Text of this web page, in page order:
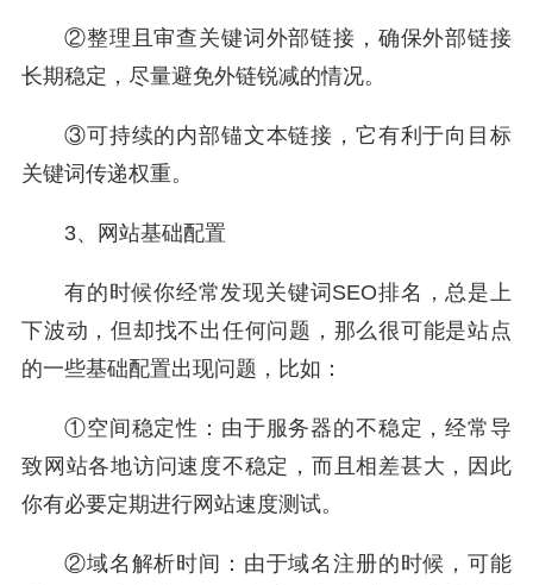
②整理且审查关键词外部链接，确保外部链接
长期稳定，尽量避免外链锐减的情况。
③可持续的内部锚文本链接，它有利于向目标
关键词传递权重。
3、网站基础配置
有的时候你经常发现关键词SEO排名，总是上
下波动，但却找不出任何问题，那么很可能是站点
的一些基础配置出现问题，比如：
①空间稳定性：由于服务器的不稳定，经常导
致网站各地访问速度不稳定，而且相差甚大，因此
你有必要定期进行网站速度测试。
②域名解析时间：由于域名注册的时候，可能